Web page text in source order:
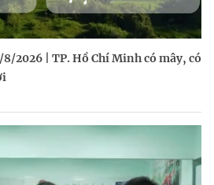
2026 | TP. Hồ Chí Minh có mây, có